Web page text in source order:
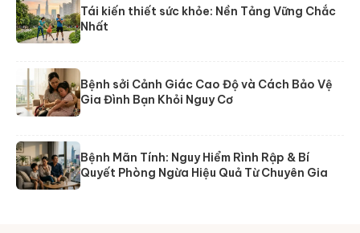
Tái kiến thiết sức khỏe: Nền Tảng Vững Chắc
Nhất
Bệnh sởi Cảnh Giác Cao Độ và Cách Bảo Vệ
Gia Đình Bạn Khỏi Nguy Cơ
Bệnh Mãn Tính: Nguy Hiểm Rình Rập & Bí
Quyết Phòng Ngừa Hiệu Quả Từ Chuyên Gia